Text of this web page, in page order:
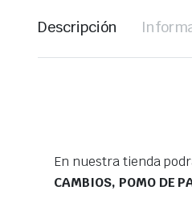
Descripción
En nuestra tienda
CAMBIOS, POMO DE